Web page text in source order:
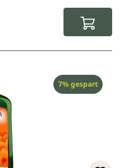
Rabatt
7% gespart